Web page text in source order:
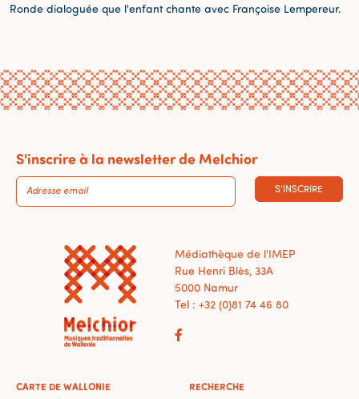
Ronde dialoguée que l'enfant chante avec Françoise Lempereur.
S'inscrire à la newsletter de Melchior
S'INSCRIRE
Médiathèque de l'IMEP
Rue Henri Blès, 33A
5000 Namur
Tel : +32 (0)81 74 46 80
CARTE DE WALLONIE
RECHERCHE